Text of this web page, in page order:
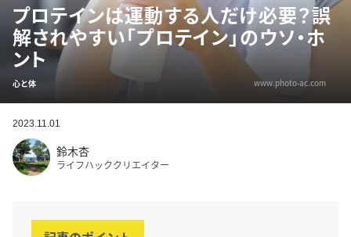
プロテインは運動する人だけ必要？誤
解されやすい「プロテイン」のウソ・ホ
ント
心と体 www.photo-ac.com
2023.11.01
鈴木杏
ライフハッククリエイター